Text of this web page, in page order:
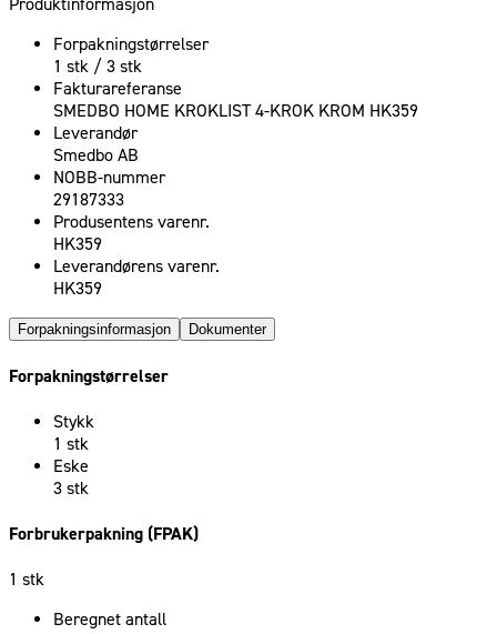
Produktinformasjon
Forpakningstørrelser
1 stk / 3 stk
Fakturareferanse
SMEDBO HOME KROKLIST 4-KROK KROM HK359
Leverandør
Smedbo AB
NOBB-nummer
29187333
Produsentens varenr.
HK359
Leverandørens varenr.
HK359
Forpakningsinformasjon Dokumenter
Forpakningstørrelser
Stykk
1 stk
Eske
3 stk
Forbrukerpakning (FPAK)
1 stk
Beregnet antall